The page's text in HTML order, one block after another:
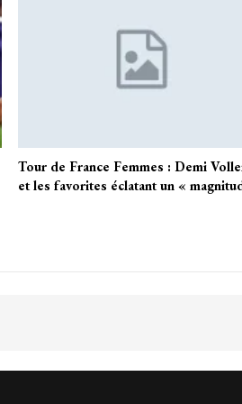
Tour de France Femmes : Demi
et les favorites éclatant un «